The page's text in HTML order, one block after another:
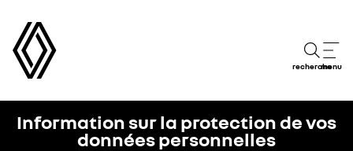
recherchemenu
Information sur la protection de vos
données personnelles